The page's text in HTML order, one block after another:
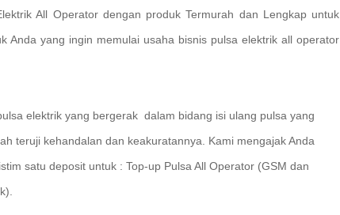
All Operator dengan produk Termurah dan Lengkap untuk
Anda yang ingin memulai usaha bisnis pulsa elektrik all operator
elektrik yang bergerak dalam bidang isi ulang pulsa yang
teruji kehandalan dan keakuratannya. Kami mengajak Anda
satu deposit untuk : Top-up Pulsa All Operator (GSM dan